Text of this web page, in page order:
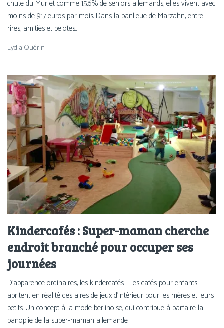
chute du Mur et comme 15,6% de seniors allemands, elles vivent avec
moins de 917 euros par mois. Dans la banlieue de Marzahn, entre
rires, amitiés et pelotes...
Lydia Quérin
Kindercafés : Super-maman cherche
endroit branché pour occuper ses
journées
D’apparence ordinaires, les kindercafés – les cafés pour enfants –
abritent en réalité des aires de jeux d’intérieur pour les mères et leurs
petits. Un concept à la mode berlinoise, qui contribue à parfaire la
panoplie de la super-maman allemande.